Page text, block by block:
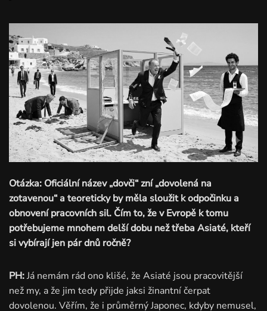
Otázka: Oficiální název „dovči“ zní „dovolená na
zotavenou“ a teoreticky by měla sloužit k odpočinku a
obnovení pracovních sil. Čím to, že v Evropě k tomu
potřebujeme mnohem delší dobu než třeba Asiaté, kteří
si vybírají jen pár dnů ročně?
PH:Já nemám rád ono klišé, že Asiaté jsou pracovitější
než my, a že jim tedy přijde jaksi žinantní čerpat
dovolenou. Věřím, že i průměrný Japonec, kdyby nemusel,